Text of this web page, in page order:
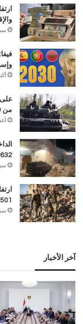
على
من 900 جندي أوكراني
632 قتيلاً
2501
آخر الأخبار